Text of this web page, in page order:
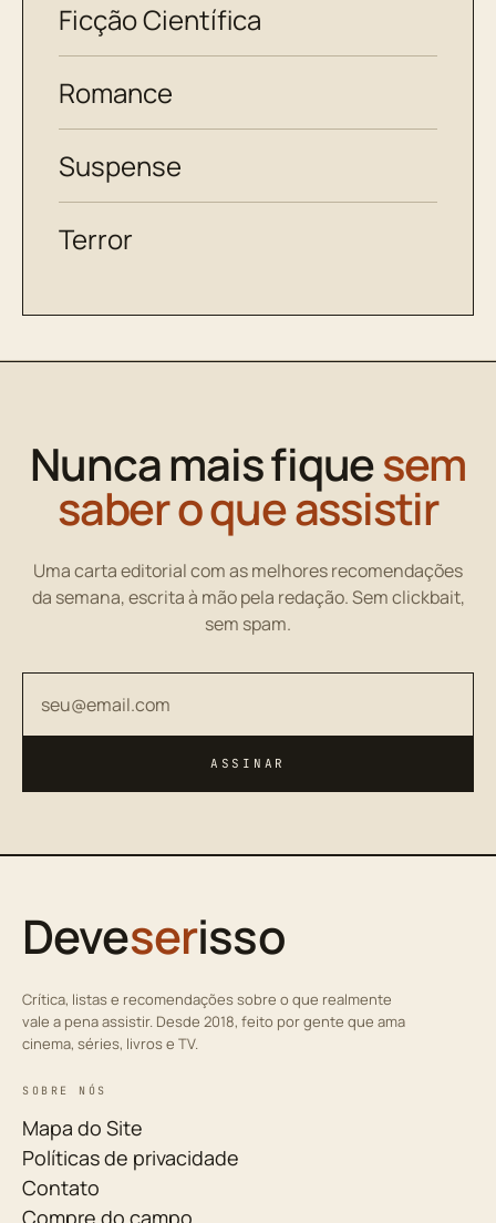
Ficção Científica
Romance
Suspense
Terror
Nunca mais fiquesem
saber o que assistir
Uma carta editorial com as melhores recomendações
da semana, escrita à mão pela redação. Sem clickbait,
sem spam.
ASSINAR
Deveserisso
Crítica, listas e recomendações sobre o que realmente
vale a pena assistir. Desde 2018, feito por gente que ama
cinema, séries, livros e TV.
SOBRE NÓS
Mapa do Site
Políticas de privacidade
Contato
Compre do campo